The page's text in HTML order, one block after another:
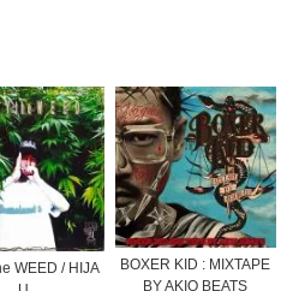
WEED / HIJA
BOXER KID : MIXTAPE
BY AKIO BEATS